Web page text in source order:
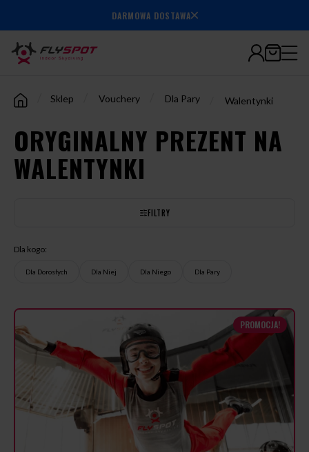
7.000.000+wylatanych
DARMOWA DOSTAWA
Sklep Vouchery Dla Pary Walentynki
ORYGINALNY PREZENT NA
WALENTYNKI
FILTRY
Dla kogo:
Dla Dorosłych Dla Niej Dla Niego Dla Pary
PROMOCJA!